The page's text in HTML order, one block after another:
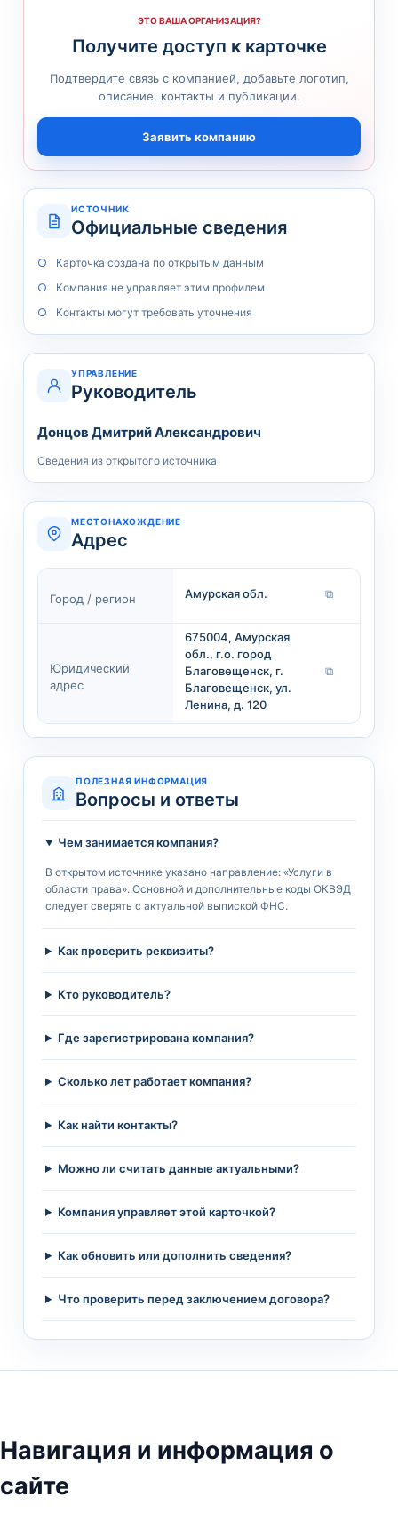
ЭТО ВАША ОРГАНИЗАЦИЯ?
Получите доступ к карточке
Подтвердите связь с компанией, добавьте логотип,
описание, контакты и публикации.
Заявить компанию
ИСТОЧНИК
Официальные сведения
Карточка создана по открытым данным
Компания не управляет этим профилем
Контакты могут требовать уточнения
УПРАВЛЕНИЕ
Руководитель
Донцов Дмитрий Александрович
Сведения из открытого источника
МЕСТОНАХОЖДЕНИЕ
Адрес
Город / регион Амурская обл. ⧉
Юридический
адрес
675004, Амурская
обл., г.о. город
Благовещенск, г.
Благовещенск, ул.
Ленина, д. 120
⧉
ПОЛЕЗНАЯ ИНФОРМАЦИЯ
Вопросы и ответы
Чем занимается компания?
В открытом источнике указано направление: «Услуги в
области права». Основной и дополнительные коды ОКВЭД
следует сверять с актуальной выпиской ФНС.
Как проверить реквизиты?
Кто руководитель?
Где зарегистрирована компания?
Сколько лет работает компания?
Как найти контакты?
Можно ли считать данные актуальными?
Компания управляет этой карточкой?
Как обновить или дополнить сведения?
Что проверить перед заключением договора?
Навигация и информация о
сайте